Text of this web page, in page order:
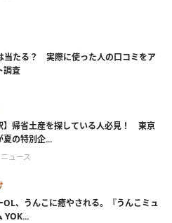
当たる？ 実際に使った人の口コミをア
調査
】帰省土産を探している人必見！ 東京
夏の特別企...
ュース
OL、うんこに癒やされる。『うんこミュ
YOK...